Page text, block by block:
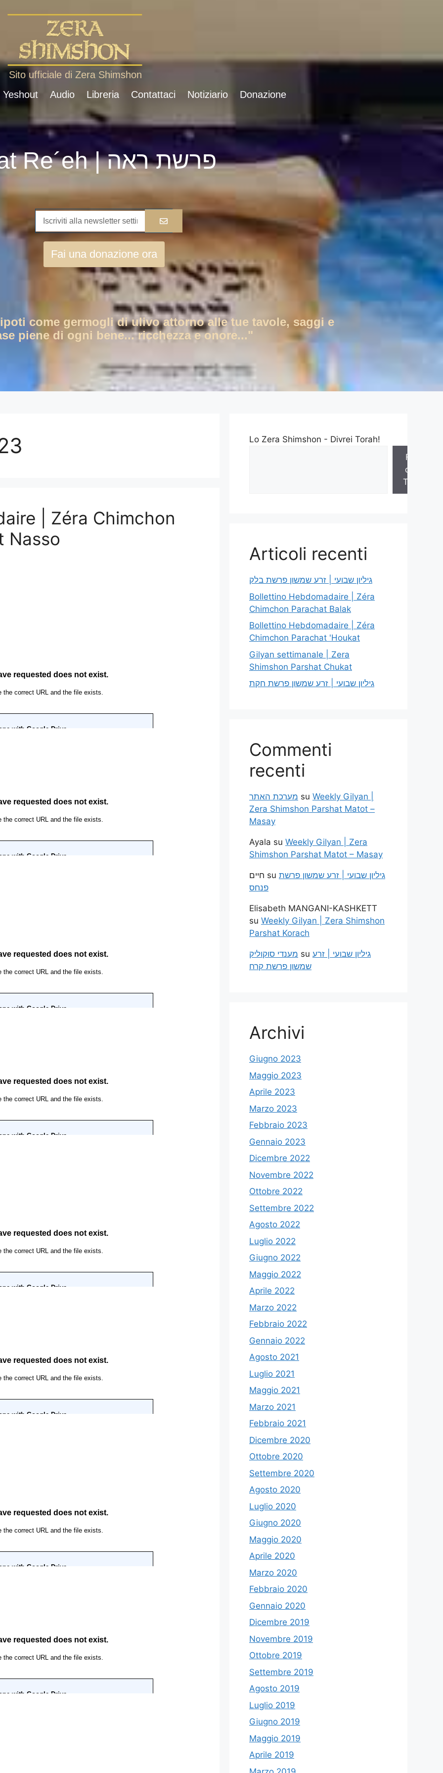
Sito ufficiale di Zera Shimshon
Audio Libreria Contattaci Notiziario Donazione
Parshat Re´eh | פרשת ראה
Fai una donazione ora
come germogli di ulivo attorno alle tue tavole, saggi e
piene di ogni bene... ricchezza e onore..."
| Zéra Chimchon
Nasso
Lo Zera Shimshon - Divrei Torah!
Fogli
della
Torah
Articoli recenti
גיליון שבועי | זרע שמשון פרשת בלק
Bollettino Hebdomadaire | Zéra
Chimchon Parachat Balak
Bollettino Hebdomadaire | Zéra
Chimchon Parachat 'Houkat
Gilyan settimanale | Zera
Shimshon Parshat Chukat
גיליון שבועי | זרע שמשון פרשת חקת
Commenti
recenti
מערכת האתר su Weekly Gilyan |
Zera Shimshon Parshat Matot –
Masay
Ayala su Weekly Gilyan | Zera
Shimshon Parshat Matot – Masay
חיים su גיליון שבועי | זרע שמשון פרשת
פנחס
Elisabeth MANGANI-KASHKETT
su Weekly Gilyan | Zera Shimshon
Parshat Korach
מענדי סוקוליק su גיליון שבועי | זרע
שמשון פרשת קרח
Archivi
Giugno 2023
Maggio 2023
Aprile 2023
Marzo 2023
Febbraio 2023
Gennaio 2023
Dicembre 2022
Novembre 2022
Ottobre 2022
Settembre 2022
Agosto 2022
Luglio 2022
Giugno 2022
Maggio 2022
Aprile 2022
Marzo 2022
Febbraio 2022
Gennaio 2022
Agosto 2021
Luglio 2021
Maggio 2021
Marzo 2021
Febbraio 2021
Dicembre 2020
Ottobre 2020
Settembre 2020
Agosto 2020
Luglio 2020
Giugno 2020
Maggio 2020
Aprile 2020
Marzo 2020
Febbraio 2020
Gennaio 2020
Dicembre 2019
Novembre 2019
Ottobre 2019
Settembre 2019
Agosto 2019
Luglio 2019
Giugno 2019
Maggio 2019
Aprile 2019